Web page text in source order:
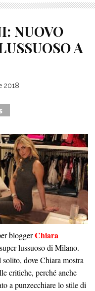
NUOVO
A
2018
bloggerChiara
lussuoso di Milano.
dove Chiara mostra
critiche, perché anche
a punzecchiare lo stile di